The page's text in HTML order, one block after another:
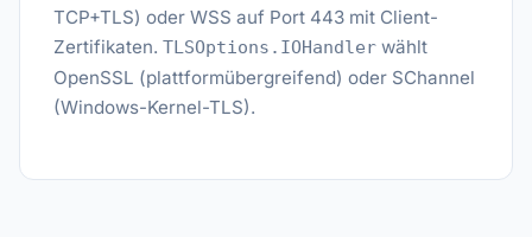
TCP+TLS) oder WSS auf Port 443 mit Client-
Zertifikaten. TLSOptions.IOHandler wählt
OpenSSL (plattformübergreifend) oder SChannel
(Windows-Kernel-TLS).